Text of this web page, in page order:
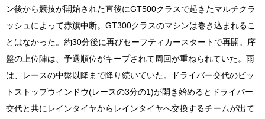
ン後から競技が開始された直後にGT500クラスで起きたマルチクラ
ッシュによって赤旗中断。GT300クラスのマシンは巻き込まれるこ
とはなかった。約30分後に再びセーフティカースタートで再開。序
盤の上位陣は、予選順位がキープされて周回が重ねられていた。雨
は、レースの中盤以降まで降り続いていた。ドライバー交代のピッ
トストップウインドウ(レースの3分の1)が開き始めるとドライバー
交代と共にレインタイヤからレインタイヤへ交換するチームが出て